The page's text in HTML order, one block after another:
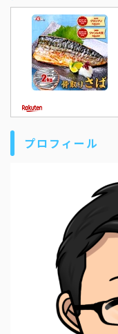
プロフィール